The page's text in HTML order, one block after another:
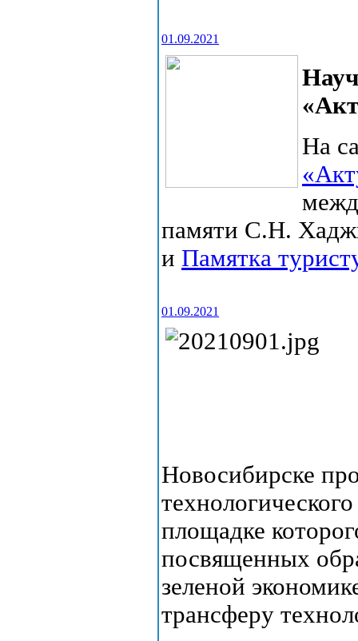
01.09.2021
На
памяти С.Н.
и Памятка
01.09.2021
Новосибирске
площадке
посвященных
зеленой
трансферу